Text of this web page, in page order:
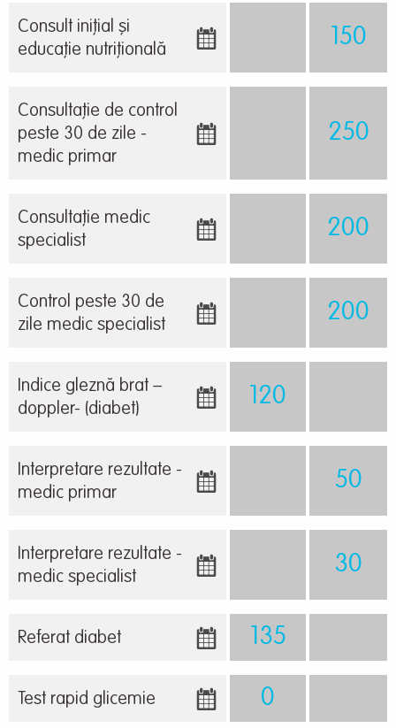
Consult inițial și
educație nutrițională
150
Consultație de control
peste 30 de zile -
medic primar
250
Consultaţie medic
specialist
200
Control peste 30 de
zile medic specialist
200
Indice gleznă brat –
doppler- (diabet)
120
Interpretare rezultate -
medic primar
50
Interpretare rezultate -
medic specialist
30
Referat diabet 135
Test rapid glicemie 0